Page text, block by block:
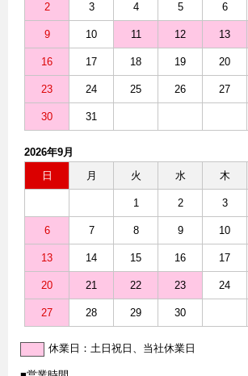
2 3 4 5 6
9 10 11 12 13
16 17 18 19 20
23 24 25 26 27
30 31
2026年9月
日
月 火 水 木
1 2 3
6 7 8 9 10
13 14 15 16 17
20 21 22 23 24
27 28 29 30
休業日：土日祝日、当社休業日